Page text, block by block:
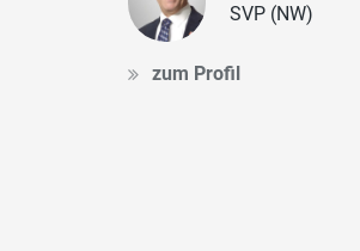
SVP (NW)
zum Profil